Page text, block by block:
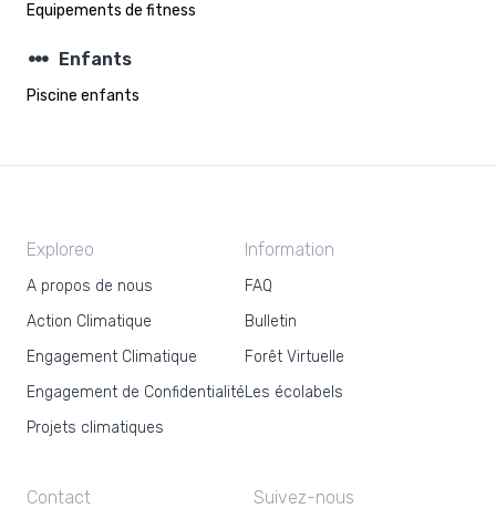
Equipements de fitness
steppers Enfants
Piscine enfants
Exploreo
A propos de nous
Action Climatique
Engagement Climatique
Engagement de Confidentialité
Projets climatiques
Information
FAQ
Bulletin
Forêt Virtuelle
Les écolabels
Contact Suivez-nous